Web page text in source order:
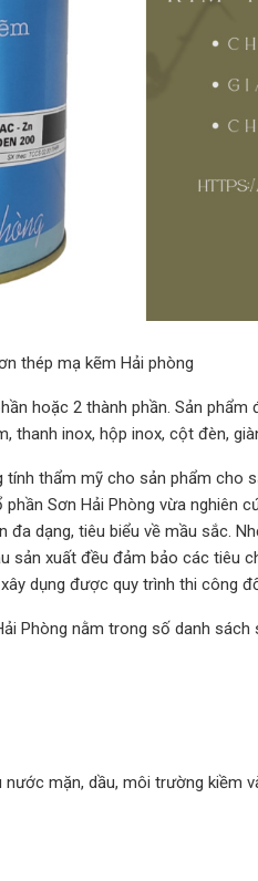
thép mạ kẽm Hải phòng
hoặc 2 thành phần. Sản
inox, hộp inox, cột đèn,
tính thẩm mỹ cho sản phẩm cho
Sơn Hải Phòng vừa nghiên
đa dạng, tiêu biểu về mầu sắc.
sản xuất đều đảm bảo các tiêu
dụng được quy trình thi công
Phòng nằm trong số danh
mặn, dầu, môi trường kiềm